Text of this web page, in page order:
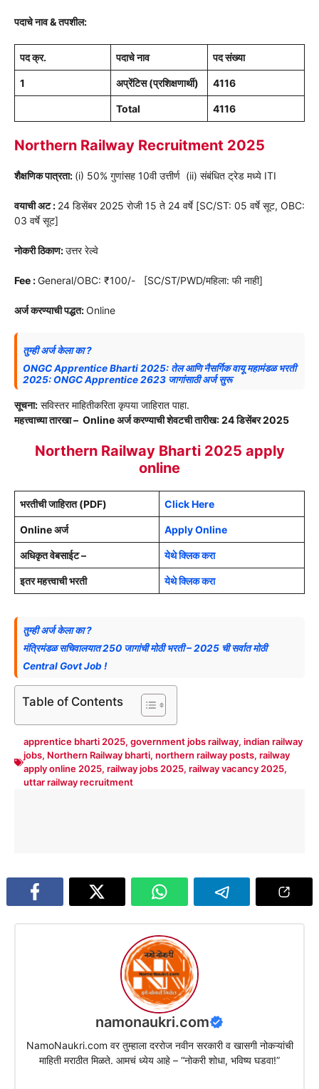
पदाचे नाव & तपशील:
पद क्र. पदाचे नाव पद संख्या
1 अप्रेंटिस (प्रशिक्षणार्थी) 4116
Total 4116
Northern Railway Recruitment 2025
शैक्षणिक पात्रता: (i) 50% गुणांसह 10वी उत्तीर्ण (ii) संबंधित ट्रेड मध्ये ITI
वयाची अट : 24 डिसेंबर 2025 रोजी 15 ते 24 वर्षे [SC/ST: 05 वर्षे सूट, OBC:
03 वर्षे सूट]
नोकरी ठिकाण:उत्तर रेल्वे
Fee :General/OBC: ₹100/- [SC/ST/PWD/महिला: फी नाही]
अर्ज करण्याची पद्धत:Online
तुम्ही अर्ज केला का ?
ONGC Apprentice Bharti 2025: तेल आणि नैसर्गिक वायू महामंडळ भरती
2025: ONGC Apprentice 2623 जागांसाठी अर्ज सुरू
सूचना: सविस्तर माहितीकरिता कृपया जाहिरात पाहा.
महत्त्वाच्या तारखा – Online अर्ज करण्याची शेवटची तारीख: 24 डिसेंबर 2025
Northern Railway Bharti 2025 apply
online
भरतीची जाहिरात (PDF) Click Here
Online अर्ज Apply Online
अधिकृत वेबसाईट – येथे क्लिक करा
इतर महत्त्वाची भरती येथे क्लिक करा
तुम्ही अर्ज केला का ?
मंत्रिमंडळ सचिवालयात 250 जागांची मोठी भरती – 2025 ची सर्वात मोठी
Central Govt Job !
Table of Contents
apprentice bharti 2025, government jobs railway, indian railway
jobs, Northern Railway bharti, northern railway posts, railway
apply online 2025, railway jobs 2025, railway vacancy 2025,
uttar railway recruitment
namonaukri.com
NamoNaukri.com वर तुम्हाला दररोज नवीन सरकारी व खासगी नोकऱ्यांची
माहिती मराठीत मिळते. आमचं ध्येय आहे – “नोकरी शोधा, भविष्य घडवा!”